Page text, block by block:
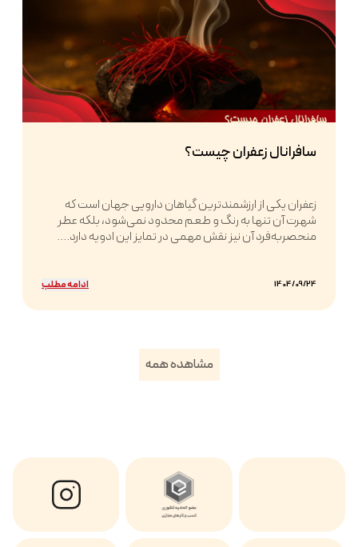
سافرانال زعفران چیست؟
زعفران یکی از ارزشمندترین گیاهان دارویی جهان است که
شهرت آن تنها به رنگ و طعم محدود نمی‌شود، بلکه عطر
منحصربه‌فرد آن نیز نقش مهمی در تمایز این ادویه دارد....
1404/09/24 ادامه مطلب
مشاهده همه